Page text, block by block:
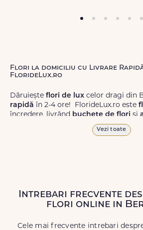
Flori la domiciliu cu Livrare
FlorideLux.ro
Dăruiește flori de lux celor dragi din
rapidă în 2-4 ore! FlorideLux.ro este
încredere, livrând buchete de flori și
de calitate superioară în Berezlogi și
Livrăm buchete de florichiar și în
să poți adresa un gest frumos atunci
Vezi toate
Intrebari frecvente
flori online in
Cele mai frecvente intrebari